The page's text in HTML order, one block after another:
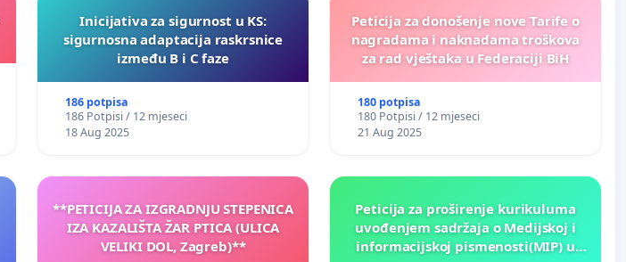
Inicijativa za sigurnost u KS:
sigurnosna adaptacija raskrsnice
između B i C faze
186 potpisa
186 Potpisi / 12 mjeseci
18 Aug 2025
Peticija za donošenje nove Tarife o
nagradama i naknadama troškova
za rad vještaka u Federaciji BiH
180 potpisa
180 Potpisi / 12 mjeseci
21 Aug 2025
**PETICIJA ZA IZGRADNJU STEPENICA
IZA KAZALIŠTA ŽAR PTICA (ULICA
VELIKI DOL, Zagreb)**
Peticija za proširenje kurikuluma
uvođenjem sadržaja o Medijskoj i
informacijskoj pismenosti(MIP) u